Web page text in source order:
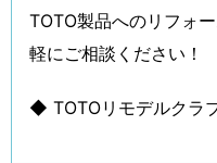
TOTO製品へのリフォ
軽にご相談ください！
◆ TOTOリモデルクラ